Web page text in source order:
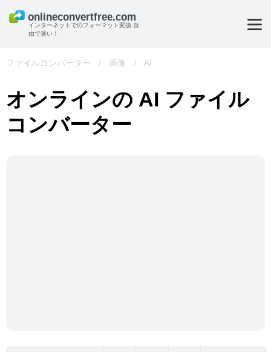
インターネットでのフォーマット変換 自
由で速い！
ファイルコンバーター / 画像 / AI
オンラインの AI ファイル
コンバーター